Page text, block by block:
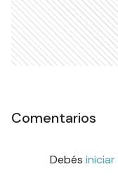
Comentarios
Debés iniciar